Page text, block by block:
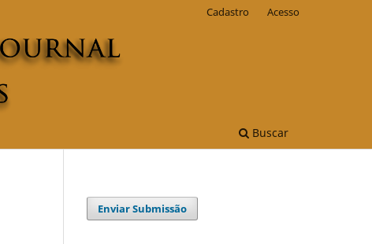
Buscar
Cadastro Acesso
Enviar Submissão